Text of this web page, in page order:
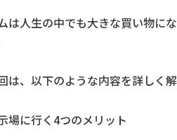
は人生の中でも大きな買い物に
は、以下のような内容を詳しく解
場に行く4つのメリット